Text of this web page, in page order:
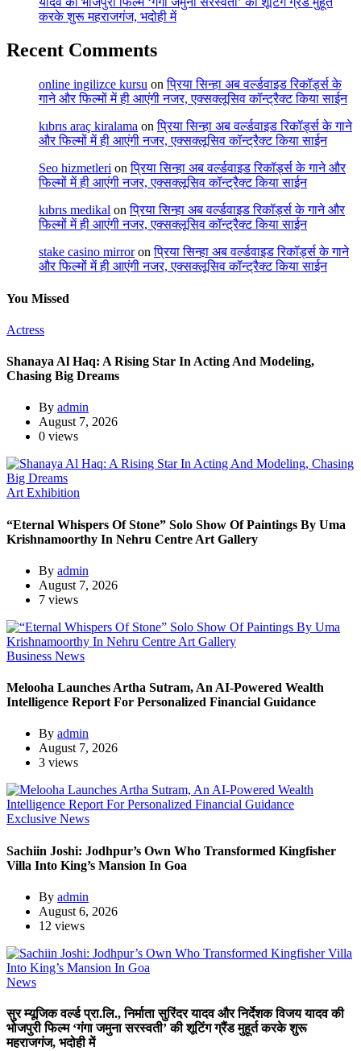
करके शुरू महराजगंज, भदोही में
Recent Comments
online ingilizce kursu onप्रिया सिन्हा अब वर्ल्डवाइड रिकॉर्ड्स के
गाने और फिल्मों में ही आएंगी नजर, एक्सक्लूसिव कॉन्ट्रैक्ट किया साईन
kıbrıs araç kiralama onप्रिया सिन्हा अब वर्ल्डवाइड रिकॉर्ड्स के गाने
और फिल्मों में ही आएंगी नजर, एक्सक्लूसिव कॉन्ट्रैक्ट किया साईन
Seo hizmetleri onप्रिया सिन्हा अब वर्ल्डवाइड रिकॉर्ड्स के गाने और
फिल्मों में ही आएंगी नजर, एक्सक्लूसिव कॉन्ट्रैक्ट किया साईन
kıbrıs medikal onप्रिया सिन्हा अब वर्ल्डवाइड रिकॉर्ड्स के गाने और
फिल्मों में ही आएंगी नजर, एक्सक्लूसिव कॉन्ट्रैक्ट किया साईन
stake casino mirroronप्रिया सिन्हा अब वर्ल्डवाइड रिकॉर्ड्स के गाने
और फिल्मों में ही आएंगी नजर, एक्सक्लूसिव कॉन्ट्रैक्ट किया साईन
You Missed
Actress
Shanaya Al Haq: A Rising Star In Acting And Modeling,
Chasing Big Dreams
By admin
August 7, 2026
0 views
Art Exhibition
“Eternal Whispers Of Stone” Solo Show Of Paintings By Uma
Krishnamoorthy In Nehru Centre Art Gallery
By admin
August 7, 2026
7 views
Business News
Melooha Launches Artha Sutram, An AI-Powered Wealth
Intelligence Report For Personalized Financial Guidance
By admin
August 7, 2026
3 views
Exclusive News
Sachiin Joshi: Jodhpur’s Own Who Transformed Kingfisher
Villa Into King’s Mansion In Goa
By admin
August 6, 2026
12 views
News
सुर म्यूजिक वर्ल्ड प्रा.लि., निर्माता सुरिंदर यादव और निर्देशक विजय यादव की
भोजपुरी फिल्म ‘गंगा जमुना सरस्वती’ की शूटिंग ग्रैंड मुहूर्त करके शुरू
महराजगंज, भदोही में